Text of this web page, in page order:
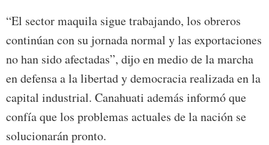
“El sector maquila sigue trabajando, los obreros
continúan con su jornada normal y las exportaciones
no han sido afectadas”, dijo en medio de la marcha
en defensa a la libertad y democracia realizada en la
capital industrial. Canahuati además informó que
confía que los problemas actuales de la nación se
solucionarán pronto.